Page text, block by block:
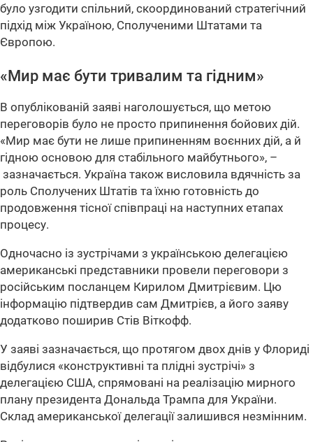
було узгодити спільний, скоординований стратегічний
підхід між Україною, Сполученими Штатами та
Європою.
«Мир має бути тривалим та гідним»
В опублікованій заяві наголошується, що метою
переговорів було не просто припинення бойових дій.
«Мир має бути не лише припиненням воєнних дій, а й
гідною основою для стабільного майбутнього», –
зазначається. Україна також висловила вдячність за
роль Сполучених Штатів та їхню готовність до
продовження тісної співпраці на наступних етапах
процесу.
Одночасно із зустрічами з українською делегацією
американські представники провели переговори з
російським посланцем Кирилом Дмитрієвим. Цю
інформацію підтвердив сам Дмитрієв, а його заяву
додатково поширив Стів Віткофф.
У заяві зазначається, що протягом двох днів у Флориді
відбулися «конструктивні та плідні зустрічі» з
делегацією США, спрямовані на реалізацію мирного
плану президента Дональда Трампа для України.
Склад американської делегації залишився незмінним.